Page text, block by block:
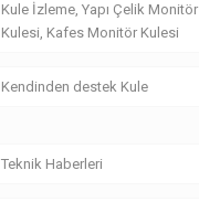
Kule İzleme, Yapı Çelik Monitör
Kulesi, Kafes Monitör Kulesi
Kendinden destek Kule
Teknik Haberleri